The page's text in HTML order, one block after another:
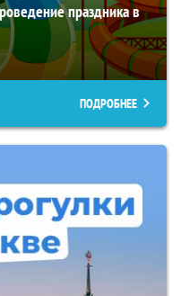
праздника в
ПОДРОБНЕЕ